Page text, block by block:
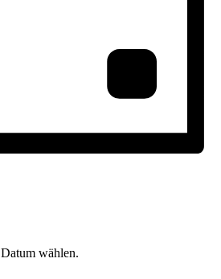
Datum wählen.